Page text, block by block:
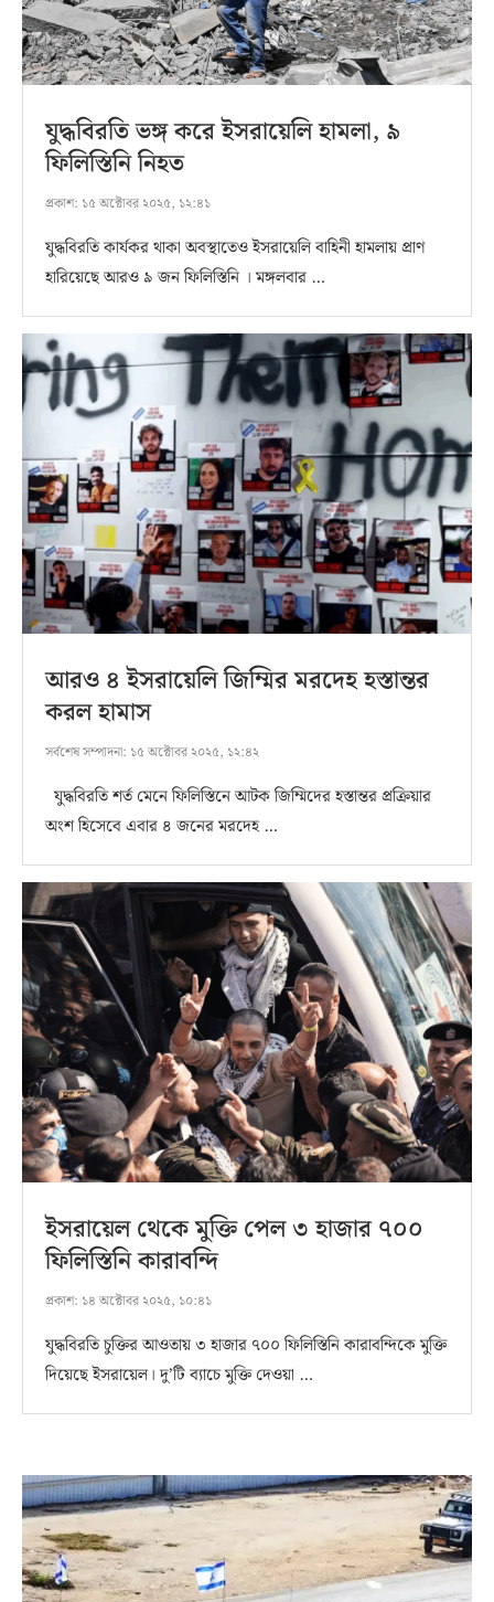
যুদ্ধবিরতি ভঙ্গ করে ইসরায়েলি হামলা, ৯
ফিলিস্তিনি নিহত
প্রকাশ: ১৫ অক্টোবর ২০২৫, ১২:৪১
যুদ্ধবিরতি কার্যকর থাকা অবস্থাতেও ইসরায়েলি বাহিনী হামলায় প্রাণ
হারিয়েছে আরও ৯ জন ফিলিস্তিনি । মঙ্গলবার …
আরও ৪ ইসরায়েলি জিম্মির মরদেহ হস্তান্তর
করল হামাস
সর্বশেষ সম্পাদনা: ১৫ অক্টোবর ২০২৫, ১২:৪২
যুদ্ধবিরতি শর্ত মেনে ফিলিস্তিনে আটক জিম্মিদের হস্তান্তর প্রক্রিয়ার
অংশ হিসেবে এবার ৪ জনের মরদেহ …
ইসরায়েল থেকে মুক্তি পেল ৩ হাজার ৭০০
ফিলিস্তিনি কারাবন্দি
প্রকাশ: ১৪ অক্টোবর ২০২৫, ১০:৪১
যুদ্ধবিরতি চুক্তির আওতায় ৩ হাজার ৭০০ ফিলিস্তিনি কারাবন্দিকে মুক্তি
দিয়েছে ইসরায়েল। দু’টি ব্যাচে মুক্তি দেওয়া …